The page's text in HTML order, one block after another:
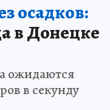
осадков:
в Донецке
ожидаются
в секунду